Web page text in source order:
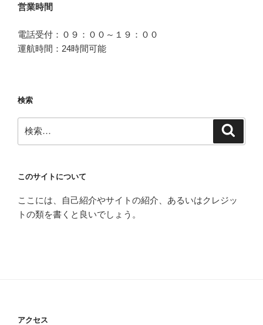
営業時間
電話受付：０９：００～１９：００
運航時間：24時間可能
検索
索:
このサイトについて
ここには、自己紹介やサイトの紹介、あるいはクレジッ
トの類を書くと良いでしょう。
アクセス